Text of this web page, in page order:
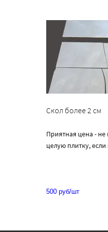
Скол более 2 см
Приятная цена - не
целую плитку, если
500 руб/шт